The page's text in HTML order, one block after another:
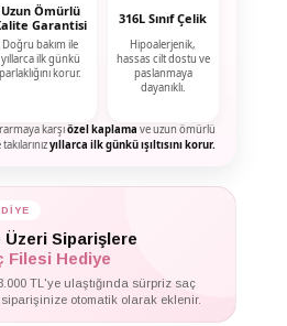
Uzun Ömürlü
Garantisi
Doğru bakım ile
yıllarca ilk günkü
parlaklığını korur.
316L Sınıf Çelik
Hipoalerjenik,
hassas cilt dostu ve
paslanmaya
dayanıklı.
karşıözel kaplama ve uzun ömürlü
yıllarca ilk günkü ışıltısını korur.
Üzeri Siparişlere
Filesi Hediye
TL'ye ulaştığında sürpriz saç
otomatik olarak eklenir.